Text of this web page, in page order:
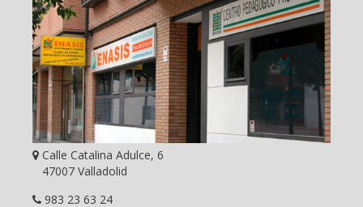
Calle Catalina Adulce, 6
47007 Valladolid
983 23 63 24